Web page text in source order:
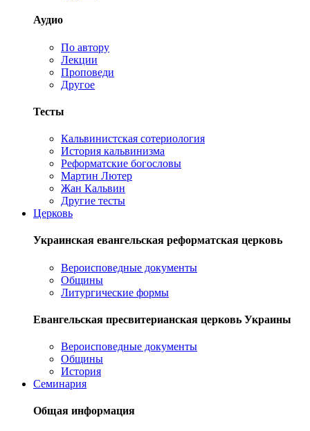
Аудио
По автору
Лекции
Проповеди
Другое
Тесты
Кальвинистская сотериология
История кальвинизма
Реформатские богословы
Мартин Лютер
Жан Кальвин
Другие тесты
Церковь
Украинская евангельская реформатская церковь
Вероисповедные документы
Общины
Литургические формы
Евангельская пресвитерианская церковь Украины
Вероисповедные документы
Общины
История
Семинария
Общая информация